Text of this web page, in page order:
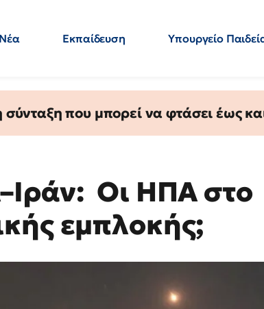
Εκπαίδευση Υπουργείο
που μπορεί να φτάσει έως και
Οι ΗΠΑ στο
εμπλοκής;